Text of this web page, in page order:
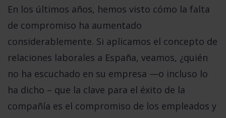
En los últimos años, hemos visto cómo la falta
de compromiso ha aumentado
considerablemente. Si aplicamos el concepto de
relaciones laborales a España, veamos, ¿quién
no ha escuchado en su empresa —o incluso lo
ha dicho – que la clave para el éxito de la
compañía es el compromiso de los empleados y